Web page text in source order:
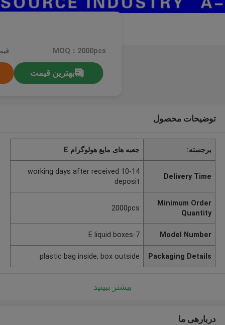
MOQ：2000pcs
بهترین قیمت
توضیحات محصول
برجسته: جعبه های مایع هولوگرام E
Delivery Time
10-14 working days after received
deposit
Minimum Order
Quantity
2000pcs
Model Number
E liquid boxes-7
Packaging Details
plastic bag inside, box outside
بیشتر ببینید
دربارهی ما